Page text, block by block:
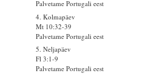
Palvetame Portugali eest
4. Kolmapäev
Mt 10:32-39
Palvetame Portugali eest
5. Neljapäev
Fl 3:1-9
Palvetame Portugali eest